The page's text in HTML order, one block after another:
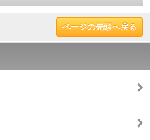
ページの先頭へ戻る